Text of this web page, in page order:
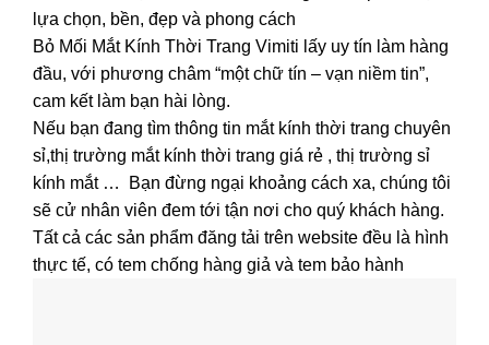
lựa chọn, bền, đẹp và phong cách
Bỏ Mối Mắt Kính Thời Trang Vimiti lấy uy tín làm hàng
đầu, với phương châm “một chữ tín – vạn niềm tin”,
cam kết làm bạn hài lòng.
Nếu bạn đang tìm thông tin mắt kính thời trang chuyên
sỉ,thị trường mắt kính thời trang giá rẻ , thị trường sỉ
kính mắt … Bạn đừng ngại khoảng cách xa, chúng tôi
sẽ cử nhân viên đem tới tận nơi cho quý khách hàng.
Tất cả các sản phẩm đăng tải trên website đều là hình
thực tế, có tem chống hàng giả và tem bảo hành